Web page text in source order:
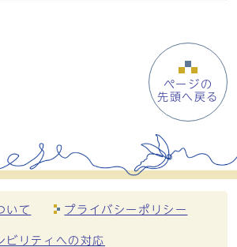
ページの
先頭へ戻る
いて プライバシーポリシー
ビリティへの対応